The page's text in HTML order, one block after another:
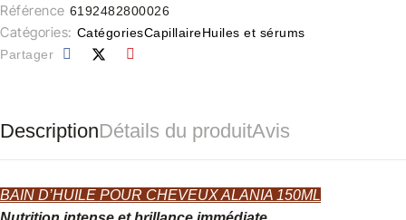
Référence 6192482800026
Catégories: CatégoriesCapillaireHuiles et sérums
Partager
DescriptionDétails du produitAvis
BAIN D’HUILE POUR CHEVEUX ALANIA 150ML